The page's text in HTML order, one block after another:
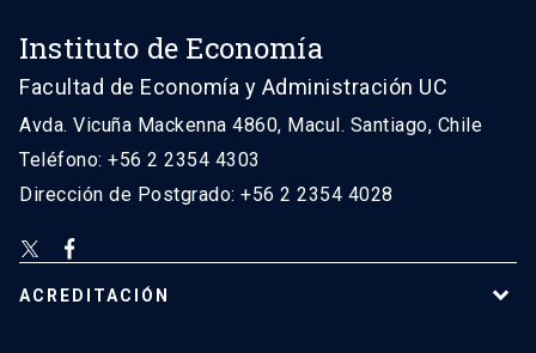
Instituto de Economía
Facultad de Economía y Administración UC
Avda. Vicuña Mackenna 4860, Macul. Santiago, Chile
Teléfono: +56 2 2354 4303
Dirección de Postgrado: +56 2 2354 4028
ACREDITACIÓN